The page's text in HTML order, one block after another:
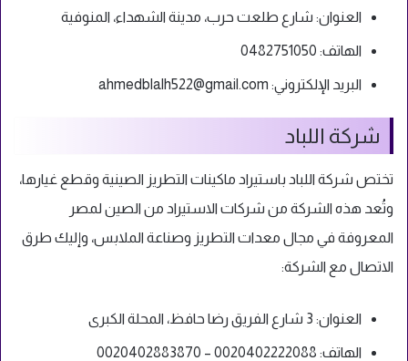
العنوان: شارع طلعت حرب، مدينة الشهداء، المنوفية
الهاتف: 0482751050
البريد الإلكتروني: ahmedblalh522@gmail.com
شركة اللباد
تختص شركة اللباد باستيراد ماكينات التطريز الصينية وقطع غيارها،
وتُعد هذه الشركة من شركات الاستيراد من الصين لمصر
المعروفة في مجال معدات التطريز وصناعة الملابس، وإليك طرق
الاتصال مع الشركة:
العنوان: 3 شارع الفريق رضا حافظ، المحلة الكبرى
الهاتف: 0020402222088 – 0020402883870